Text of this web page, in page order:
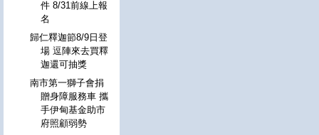
件 8/31前線上報
名
歸仁釋迦節8/9日登
場 逗陣來去買釋
迦還可抽獎
南市第一獅子會捐
贈身障服務車 攜
手伊甸基金助市
府照顧弱勢